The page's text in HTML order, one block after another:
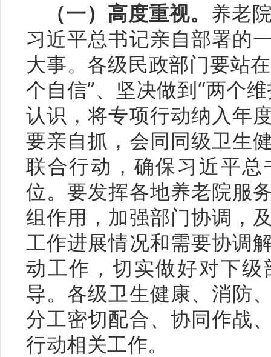
（一）高度重视。 养老
习近平总书记亲自部署的
大事。各级民政部门要站
个自信”、坚决做到“两个
认识，将专项行动纳入年
要亲自抓，会同同级卫生
联合行动，确保习近平
位。要发挥各地养老院服
组作用，加强部门协调，
工作进展情况和需要协调
动工作，切实做好对下
导。各级卫生健康、消防
分工密切配合、协同作战
行动相关工作。